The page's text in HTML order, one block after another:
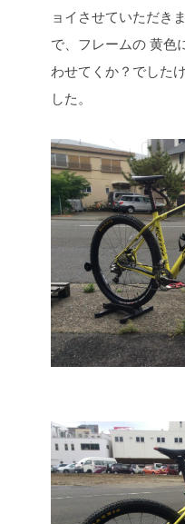
ョイさせていただき
で、フレームの黄色
わせてくか？でした
した。